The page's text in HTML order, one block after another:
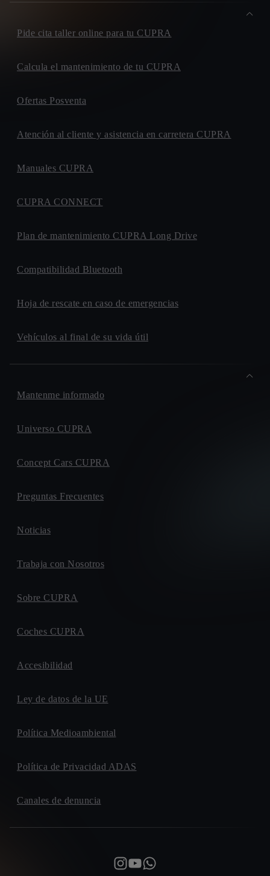
Pide cita taller online para tu CUPRA
Calcula el mantenimiento de tu CUPRA
Ofertas Posventa
Atención al cliente y asistencia en carretera CUPRA
Manuales CUPRA
CUPRA CONNECT
Plan de mantenimiento CUPRA Long Drive
Compatibilidad Bluetooth
Hoja de rescate en caso de emergencias
Vehículos al final de su vida útil
Mantenme informado
Universo CUPRA
Concept Cars CUPRA
Preguntas Frecuentes
Noticias
Trabaja con Nosotros
Sobre CUPRA
Coches CUPRA
Accesibilidad
Ley de datos de la UE
Política Medioambiental
Política de Privacidad ADAS
Canales de denuncia